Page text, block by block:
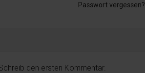
Passwort vergessen?
den ersten Kommentar.